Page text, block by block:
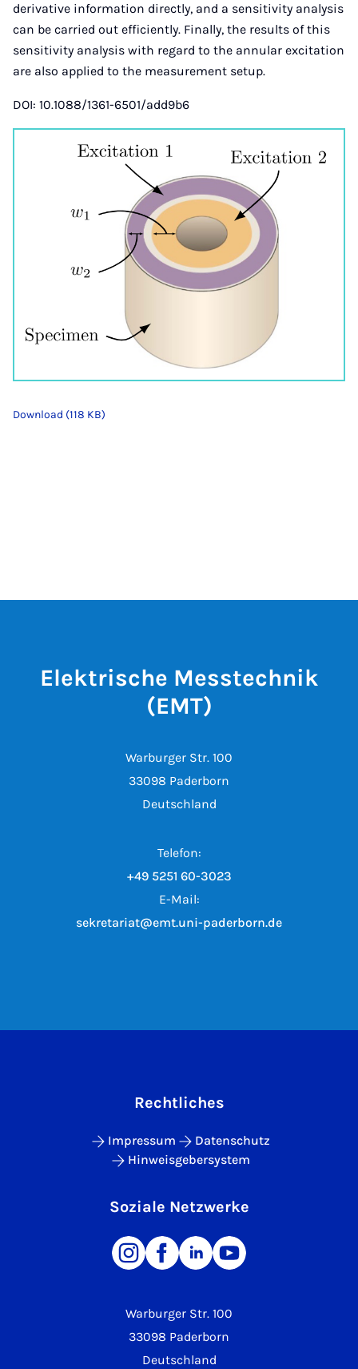
derivative information directly, and a sensitivity analysis
can be carried out efficiently. Finally, the results of this
sensitivity analysis with regard to the annular excitation
are also applied to the measurement setup.
DOI: 10.1088/1361-6501/add9b6
Download (118 KB)
Elektrische Messtechnik
(EMT)
Warburger Str. 100
33098 Paderborn
Deutschland
Telefon:
+49 5251 60-3023
E-Mail:
sekretariat@emt.uni-paderborn.de
Warburger Str. 100
33098 Paderborn
Deutschland
Rechtliches
Impressum
Datenschutz
Hinweisgebersystem
Soziale Netzwerke